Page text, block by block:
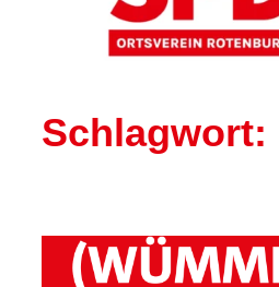
Schlagwort: